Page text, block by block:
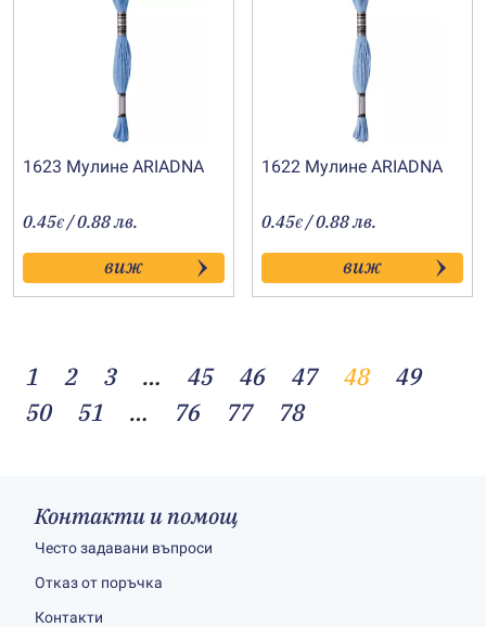
1623 Мулине АRIADNA
0.45€ / 0.88 лв.
виж
1622 Мулине АRIADNA
0.45€ / 0.88 лв.
виж
1 2 3 … 45 46 47 48
49
50
51 … 76 77 78
Контакти и помощ
Често задавани въпроси
Отказ от поръчка
Контакти